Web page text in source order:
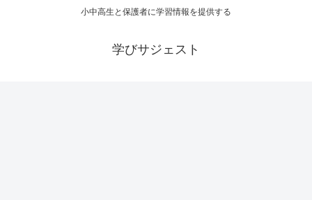
小中高生と保護者に学習情報を提供する
学びサジェスト